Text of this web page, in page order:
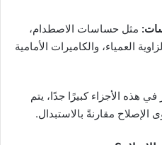
مثل حساسات الاصطدام،
العمياء، والكاميرات الأمامية
هذه الأجزاء كبيرًا جدًا، يتم
مقارنةً بالاستبدال.